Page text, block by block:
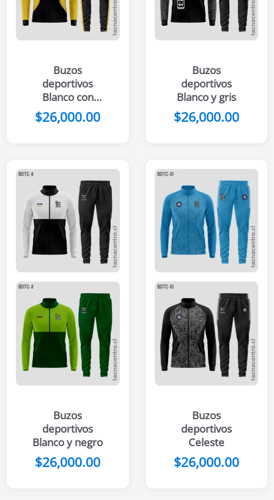
Buzos
deportivos
Blanco con
verde
$26,000.00
Buzos
deportivos
Blanco y gris
$26,000.00
Buzos
deportivos
Blanco y negro
$26,000.00
Buzos
deportivos
Celeste
$26,000.00